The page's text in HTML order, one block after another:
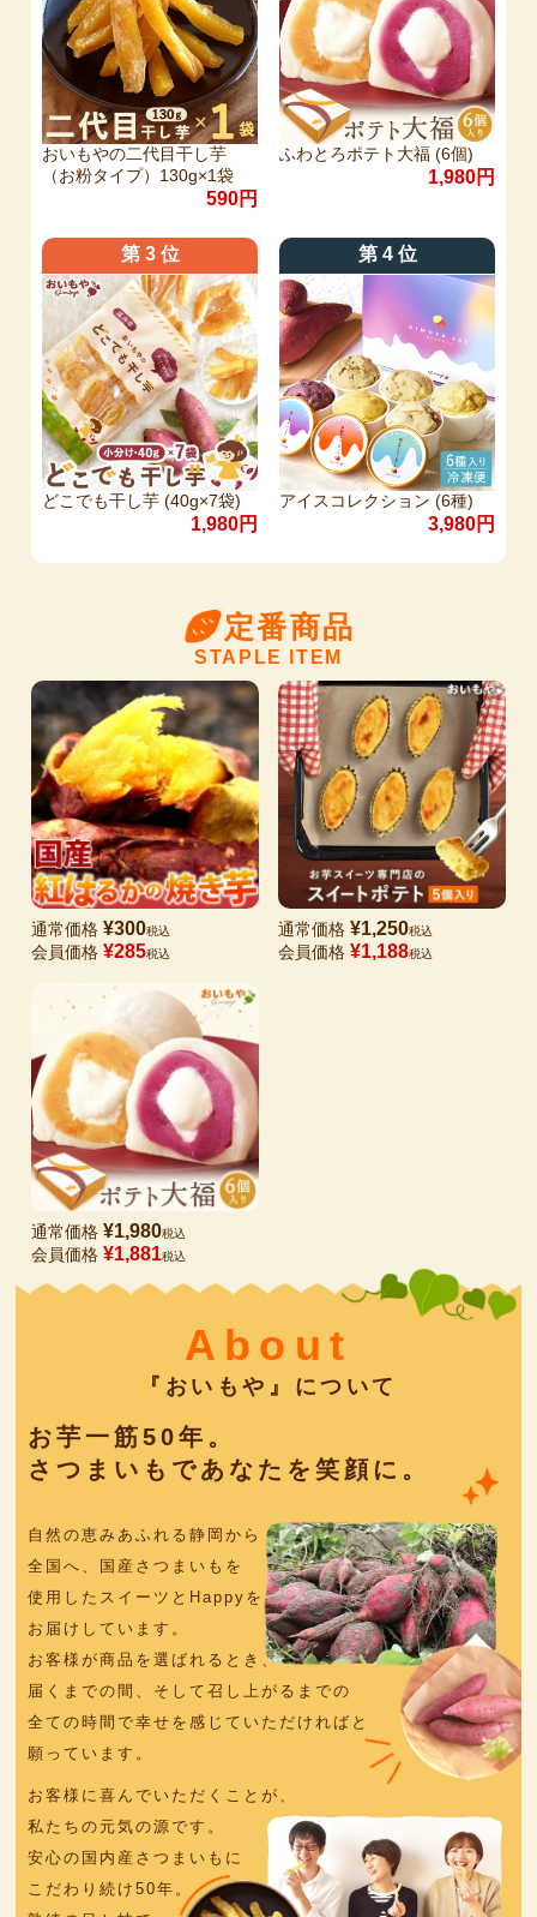
おいもやの二代目干し芋
（お粉タイプ）130g×1袋
590円
ふわとろポテト大福 (6個)
1,980円
第 3 位
どこでも干し芋 (40g×7袋)
1,980円
第 4 位
アイスコレクション (6種)
3,980円
定番商品
STAPLE ITEM
通常価格 ¥300税込
会員価格 ¥285税込
通常価格 ¥1,250税込
会員価格 ¥1,188税込
通常価格 ¥1,980税込
会員価格 ¥1,881税込
About
『おいもや』について
お芋一筋50年。
さつまいもであなたを笑顔に。
自然の恵みあふれる静岡から
全国へ、国産さつまいもを
使用したスイーツとHappyを
お届けしています。
お客様が商品を選ばれるとき、
届くまでの間、そして召し上がるまでの
全ての時間で幸せを感じていただければと
願っています。
お客様に喜んでいただくことが、
私たちの元気の源です。
安心の国内産さつまいもに
こだわり続け50年。